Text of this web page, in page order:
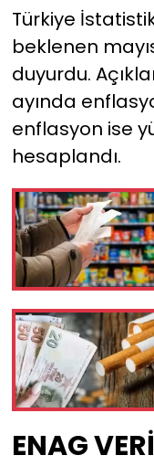
Türkiye
beklenen
duyurdu.
ayında
enflasyon ise
hesaplandı.
ENAG
Yaşam
YEREL
YEREL
Yurt